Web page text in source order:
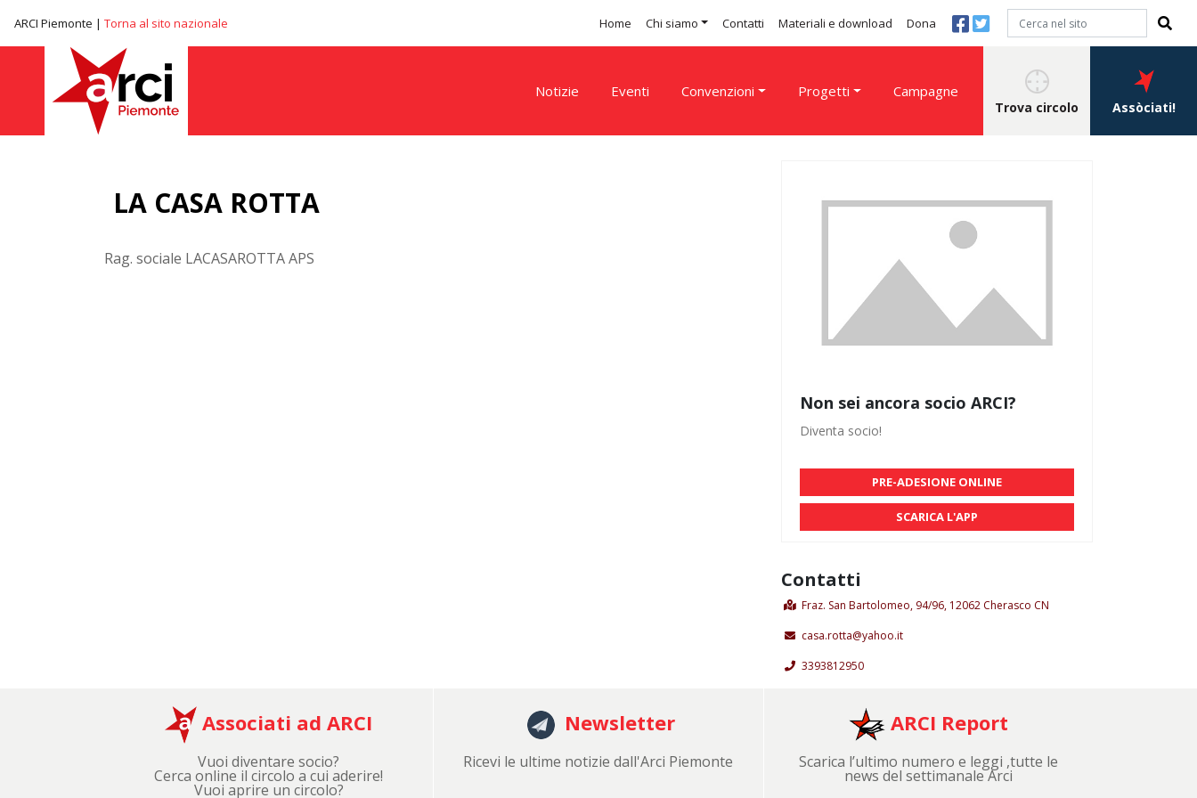
ARCI Piemonte | Torna al sito nazionale Home Chi siamo Contatti Materiali e download Dona
Notizie Eventi Convenzioni Progetti Campagne
Trova circolo Assòciati!
LA CASA ROTTA
Rag. sociale LACASAROTTA APS
Non sei ancora socio ARCI?
Diventa socio!
PRE-ADESIONE ONLINE
SCARICA L'APP
Contatti
Fraz. San Bartolomeo, 94/96, 12062 Cherasco CN
casa.rotta@yahoo.it
3393812950
Associati ad ARCI
Vuoi diventare socio?
Cerca online il circolo a cui aderire!
Vuoi aprire un circolo?
Newsletter
Ricevi le ultime notizie dall'Arci Piemonte
ARCI Report
Scarica l’ultimo numero e leggi ,tutte le
news del settimanale Arci